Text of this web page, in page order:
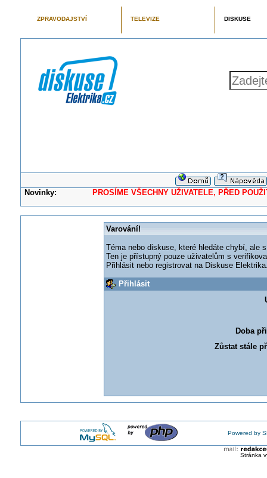
ZPRAVODAJSTVÍ TELEVIZE DISKUSE
Novinky: PROSÍME VŠECHNY UŽIVATELE, PŘED
Varování!
Téma nebo diskuse, které hledáte chybí, ale
Ten je přístupný pouze uživatelům s
Přihlásit nebo registrovat na Diskuse
Přihlásit
Doba
Zůstat stále
Powered by
Stránka